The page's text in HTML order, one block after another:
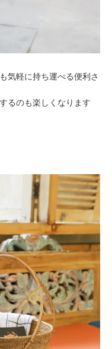
気軽に持ち運べる便利さ
るのも楽しくなります